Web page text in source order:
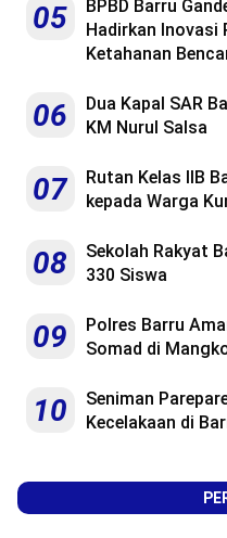
05
BPBD Barru
Hadirkan Inovasi
Ketahanan
06
Dua Kapal SAR
KM Nurul Salsa
07
Rutan Kelas IIB
kepada Warga
08
Sekolah Rakyat
330 Siswa
09
Polres Barru
Somad di
10
Seniman
Kecelakaan di